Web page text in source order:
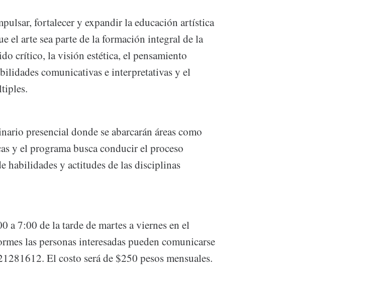
fortalecer y expandir la educación artística
el arte sea parte de la formación integral de la
crítico, la visión estética, el pensamiento
comunicativas e interpretativas y el
presencial donde se abarcarán áreas como
y el programa busca conducir el proceso
habilidades y actitudes de las disciplinas
a 7:00 de la tarde de martes a viernes en el
las personas interesadas pueden comunicarse
El costo será de $250 pesos mensuales.